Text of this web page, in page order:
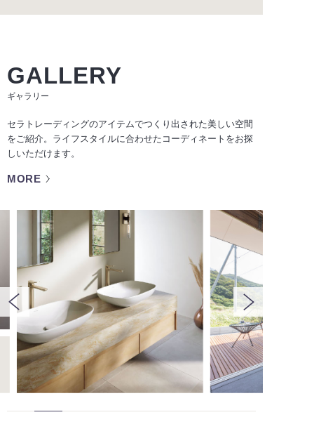
GALLERY
ギャラリー
セラトレーディングのアイテムでつくり出された美しい空間
をご紹介。ライフスタイルに合わせたコーディネートをお探
しいただけます。
MORE